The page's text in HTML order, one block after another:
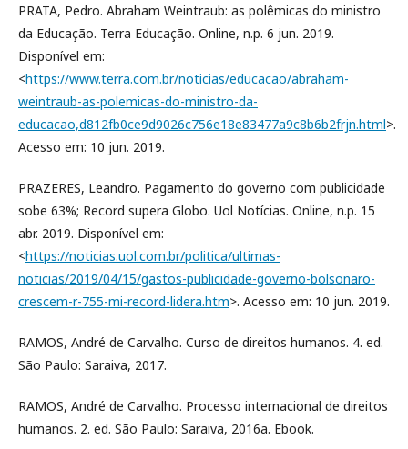
PRATA, Pedro. Abraham Weintraub: as polêmicas do ministro
da Educação. Terra Educação. Online, n.p. 6 jun. 2019.
Disponível em:
<https://www.terra.com.br/noticias/educacao/abraham-
weintraub-as-polemicas-do-ministro-da-
educacao,d812fb0ce9d9026c756e18e83477a9c8b6b2frjn.html>.
Acesso em: 10 jun. 2019.
PRAZERES, Leandro. Pagamento do governo com publicidade
sobe 63%; Record supera Globo. Uol Notícias. Online, n.p. 15
abr. 2019. Disponível em:
<https://noticias.uol.com.br/politica/ultimas-
noticias/2019/04/15/gastos-publicidade-governo-bolsonaro-
crescem-r-755-mi-record-lidera.htm>. Acesso em: 10 jun. 2019.
RAMOS, André de Carvalho. Curso de direitos humanos. 4. ed.
São Paulo: Saraiva, 2017.
RAMOS, André de Carvalho. Processo internacional de direitos
humanos. 2. ed. São Paulo: Saraiva, 2016a. Ebook.